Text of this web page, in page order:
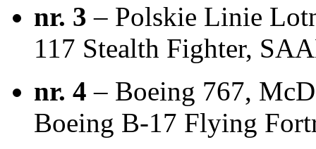
nr. 3 – Polskie Linie
117 Stealth Fighter,
nr. 4 – Boeing 767,
Boeing B-17 Flying